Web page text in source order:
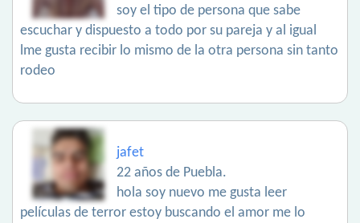
soy el tipo de persona que sabe
escuchar y dispuesto a todo por su pareja y al igual
lme gusta recibir lo mismo de la otra persona sin tanto
rodeo
jafet
22 años de Puebla.
hola soy nuevo me gusta leer
películas de terror estoy buscando el amor me lo